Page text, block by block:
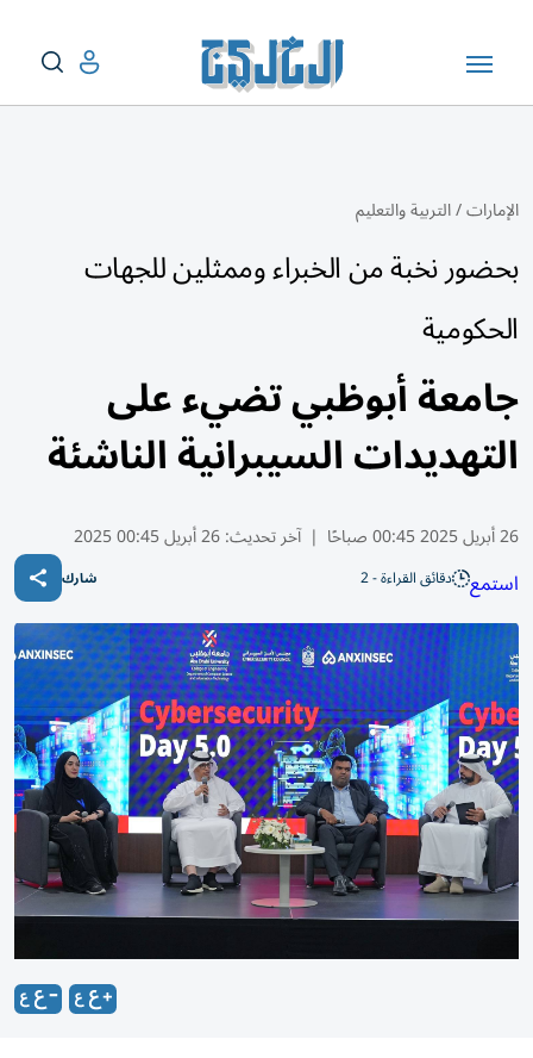
الإمارات/التربية والتعليم
بحضور نخبة من الخبراء وممثلين للجهات
الحكومية
جامعة أبوظبي تضيء على
التهديدات السيبرانية الناشئة
26 أبريل 2025 00:45 صباحًا | آخر تحديث:26 أبريل 00:45 2025
استمع دقائق القراءة - 2 شارك